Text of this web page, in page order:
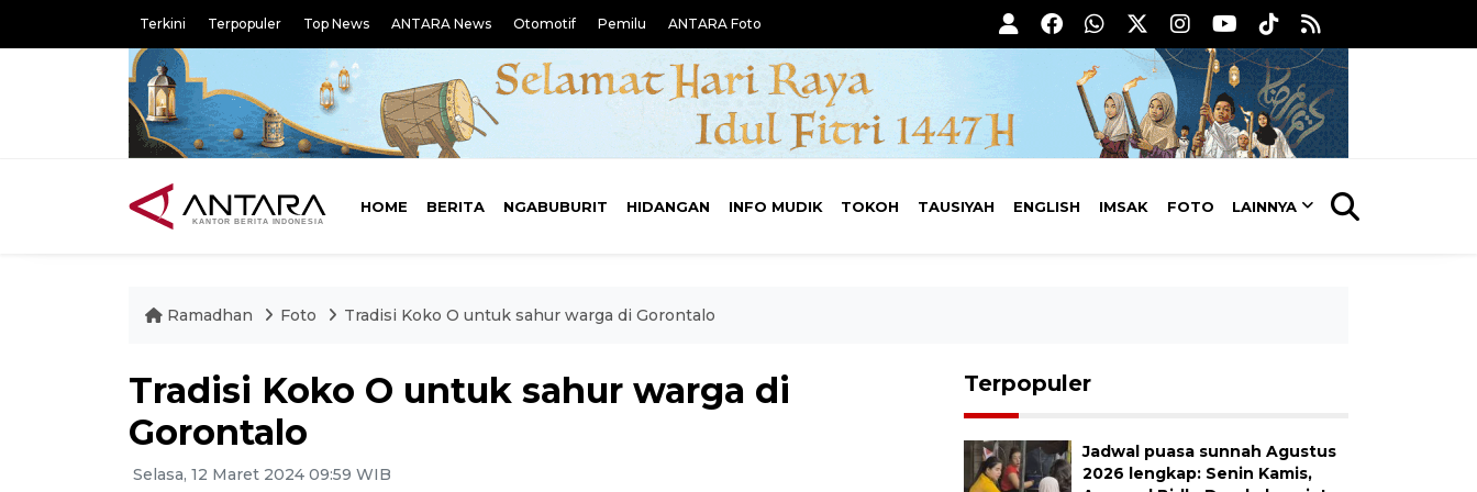
Terkini Terpopuler Top News ANTARA News Otomotif Pemilu ANTARA Foto
HOME BERITA NGABUBURIT HIDANGAN INFO MUDIK TOKOH TAUSIYAH ENGLISH IMSAK FOTO LAINNYA
Ramadhan Foto Tradisi Koko O untuk sahur warga di Gorontalo
Tradisi Koko O untuk sahur warga di
Gorontalo
Selasa, 12 Maret 2024 09:59 WIB
Terpopuler
Jadwal puasa sunnah Agustus
2026 lengkap: Senin Kamis,